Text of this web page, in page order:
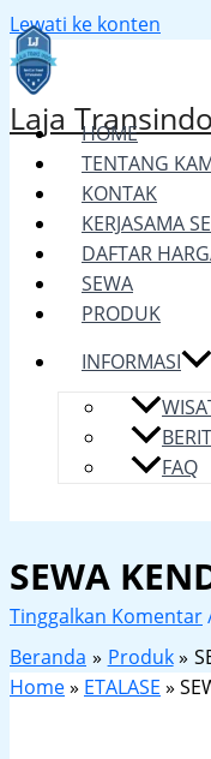
Lewati ke konten
Laja Transindo
HOME
TENTANG
KONTAK
KERJASAMA
DAFTAR
SEWA
PRODUK
INFORMASI
FAQ
SEWA
Tinggalkan Komentar
Beranda
Produk
Home» ETALASE »